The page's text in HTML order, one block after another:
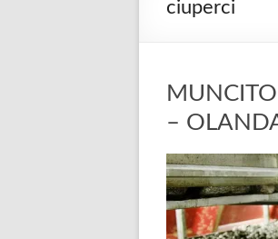
ciuperci
–